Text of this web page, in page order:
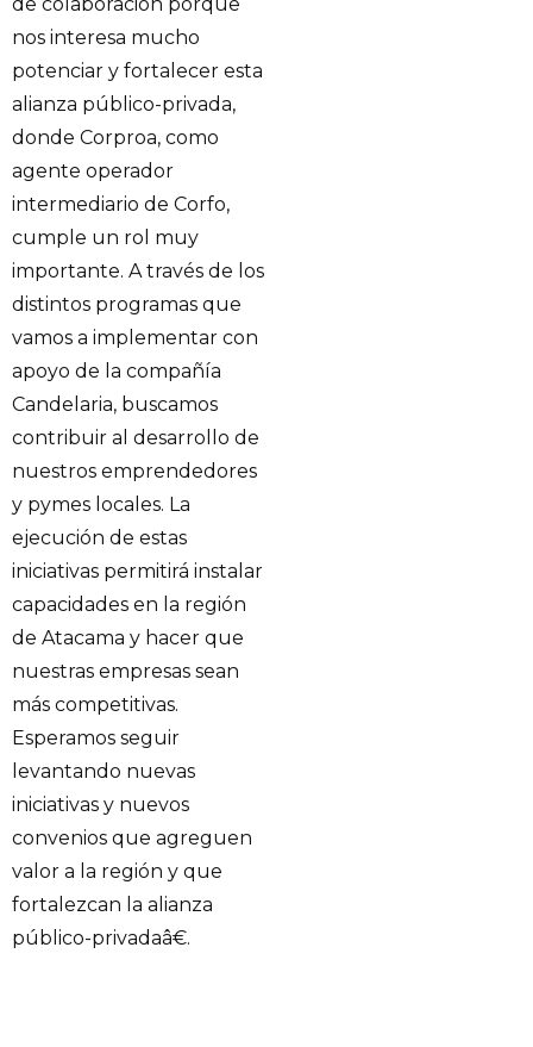
nos interesa mucho
potenciar y fortalecer esta
alianza público-privada,
donde Corproa, como
agente operador
intermediario de Corfo,
cumple un rol muy
importante. A través de los
distintos programas que
vamos a implementar con
apoyo de la compañía
Candelaria, buscamos
contribuir al desarrollo de
nuestros emprendedores
y pymes locales. La
ejecución de estas
iniciativas permitirá instalar
capacidades en la región
de Atacama y hacer que
nuestras empresas sean
más competitivas.
Esperamos seguir
levantando nuevas
iniciativas y nuevos
convenios que agreguen
valor a la región y que
fortalezcan la alianza
público-privadaâ€.